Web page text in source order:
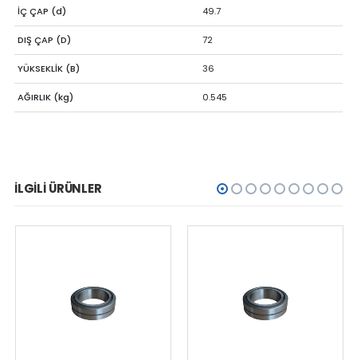
İÇ ÇAP (d) 49.7
DIŞ ÇAP (D) 72
YÜKSEKLİK (B) 36
AĞIRLIK (kg) 0.545
İLGILI ÜRÜNLER